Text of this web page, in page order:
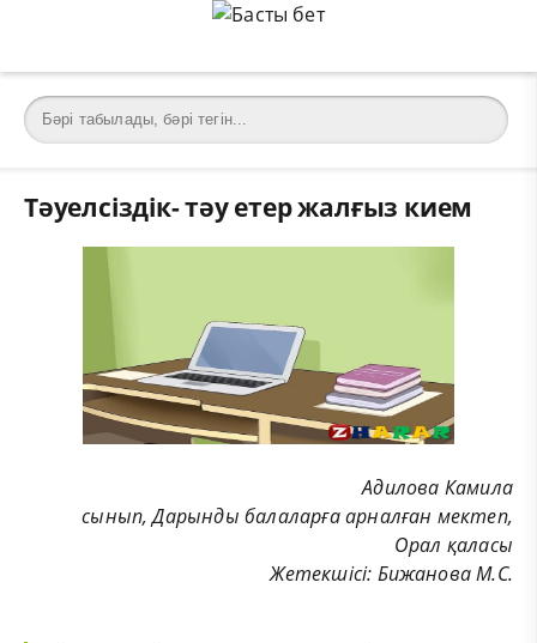
Тәуелсіздік- тәу етер жалғыз кием
Адилова Камила
сынып, Дарынды балаларға арналған мектеп,
Орал қаласы
Жетекшісі: Бижанова М.С.